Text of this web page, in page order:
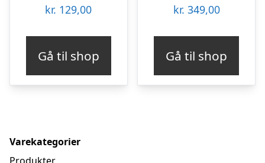
kr. 129,00
Gå til shop
kr. 349,00
Gå til shop
Varekategorier